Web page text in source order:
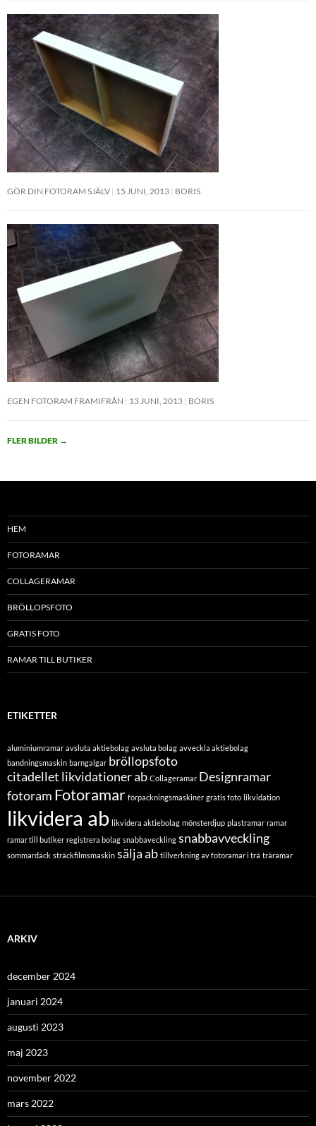
GÖR DIN FOTORAM SJÄLV 15 JUNI, 2013 BORIS
EGEN FOTORAM FRAMIFRÅN 13 JUNI, 2013 BORIS
FLER BILDER →
HEM
FOTORAMAR
COLLAGERAMAR
BRÖLLOPSFOTO
GRATIS FOTO
RAMAR TILL BUTIKER
ETIKETTER
aluminiumramar avsluta aktiebolag avsluta bolag avveckla aktiebolag
bandningsmaskin barngalgar bröllopsfoto
citadellet likvidationer ab Collageramar Designramar
fotoram Fotoramar förpackningsmaskiner gratis foto likvidation
likvidera ab likvidera aktiebolag mönsterdjup plastramar ramar
ramar till butiker registrera bolag snabbaveckling snabbavveckling
sommardäck sträckfilmsmaskin sälja ab tillverkning av fotoramar i trä träramar
ARKIV
december 2024
januari 2024
augusti 2023
maj 2023
november 2022
mars 2022